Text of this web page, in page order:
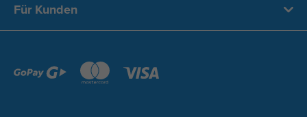
Für Kunden